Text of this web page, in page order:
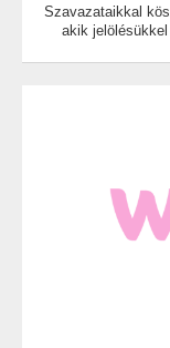
Szavazataikkal
akik